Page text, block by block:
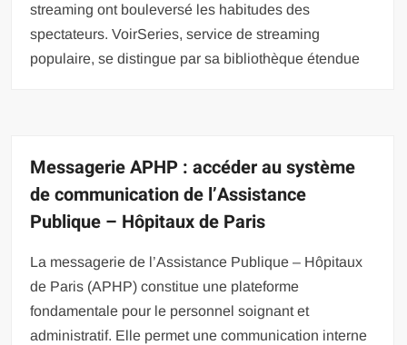
streaming ont bouleversé les habitudes des
spectateurs. VoirSeries, service de streaming
populaire, se distingue par sa bibliothèque étendue
Messagerie APHP : accéder au système
de communication de l’Assistance
Publique – Hôpitaux de Paris
La messagerie de l’Assistance Publique – Hôpitaux
de Paris (APHP) constitue une plateforme
fondamentale pour le personnel soignant et
administratif. Elle permet une communication interne